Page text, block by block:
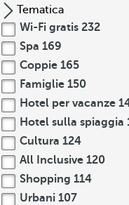
Tematica
Wi-Fi gratis 232
Spa 169
Coppie 165
Famiglie 150
Hotel per vacanze
Hotel sulla spiaggia
Cultura 124
All Inclusive 120
Shopping 114
Urbani 107